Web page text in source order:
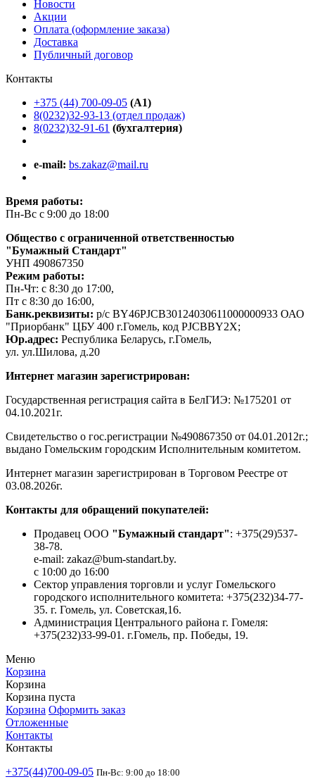
Новости
Акции
Оплата (оформление заказа)
Доставка
Публичный договор
Контакты
+375 (44) 700-09-05 (A1)
8(0232)32-93-13 (отдел продаж)
8(0232)32-91-61 (бухгалтерия)
e-mail: bs.zakaz@mail.ru
Время работы:
Пн-Вс с 9:00 до 18:00
Общество с ограниченной ответственностью
"Бумажный Стандарт"
УНП 490867350
Режим работы:
Пн-Чт: с 8:30 до 17:00,
Пт с 8:30 до 16:00,
Банк.реквизиты: р/с BY46PJCB30124030611000000933 ОАО
"Приорбанк" ЦБУ 400 г.Гомель, код PJCBBY2X;
Юр.адрес: Республика Беларусь, г.Гомель,
ул. ул.Шилова, д.20
Интернет магазин зарегистрирован:
Государственная регистрация сайта в БелГИЭ: №175201 от
04.10.2021г.
Свидетельство о гос.регистрации №490867350 от 04.01.2012г.;
выдано Гомельским городским Исполнительным комитетом.
Интернет магазин зарегистрирован в Торговом Реестре от
03.08.2026г.
Контакты для обращений покупателей:
Продавец ООО "Бумажный стандарт": +375(29)537-
38-78.
e-mail: zakaz@bum-standart.by.
с 10:00 до 16:00
Сектор управления торговли и услуг Гомельского
городского исполнительного комитета: +375(232)34-77-
35. г. Гомель, ул. Советская,16.
Администрация Центрального района г. Гомеля:
+375(232)33-99-01. г.Гомель, пр. Победы, 19.
Меню
Корзина
Корзина
Корзина пуста
Корзина Оформить заказ
Отложенные
Контакты
Контакты
+375(44)700-09-05 Пн-Вс: 9:00 до 18:00